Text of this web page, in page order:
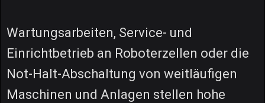
Wartungsarbeiten, Service- und
Einrichtbetrieb an Roboterzellen oder die
Not-Halt-Abschaltung von weitläufigen
Maschinen und Anlagen stellen hohe